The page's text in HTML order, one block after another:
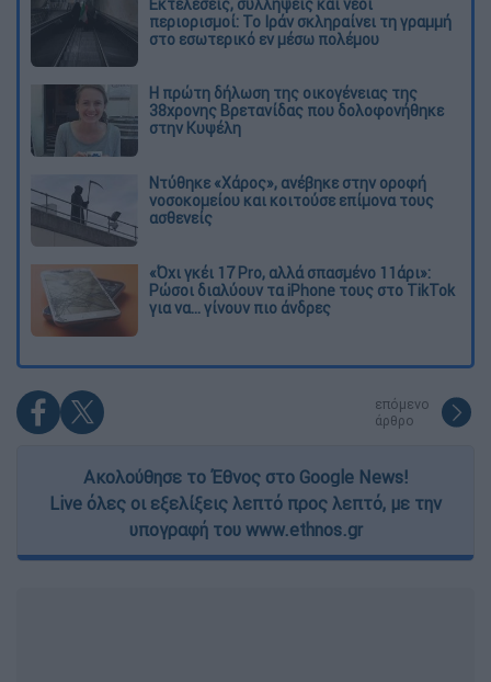
Εκτελέσεις, συλλήψεις και νέοι
περιορισμοί: Το Ιράν σκληραίνει τη γραμμή
στο εσωτερικό εν μέσω πολέμου
Η πρώτη δήλωση της οικογένειας της
38χρονης Βρετανίδας που δολοφονήθηκε
στην Κυψέλη
Ντύθηκε «Χάρος», ανέβηκε στην οροφή
νοσοκομείου και κοιτούσε επίμονα τους
ασθενείς
«Όχι γκέι 17 Pro, αλλά σπασμένο 11άρι»:
Ρώσοι διαλύουν τα iPhone τους στο TikTok
για να... γίνουν πιο άνδρες
επόμενο
άρθρο
Ακολούθησε το Έθνος στο Google News!
Live όλες οι εξελίξεις λεπτό προς λεπτό, με την
υπογραφή του www.ethnos.gr